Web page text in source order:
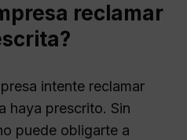
reclamar
intente reclamar
haya prescrito. Sin
puede obligarte a